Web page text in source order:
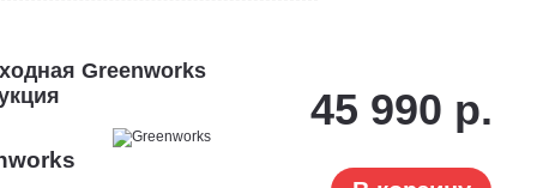
Greenworks
45 990 р.